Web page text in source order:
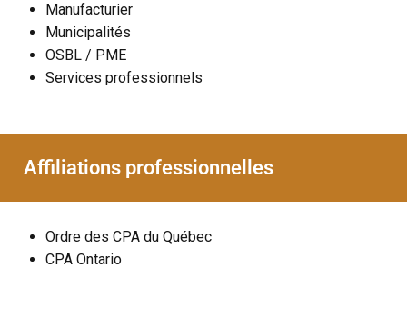
Manufacturier
Municipalités
OSBL / PME
Services professionnels
Affiliations professionnelles
Ordre des CPA du Québec
CPA Ontario